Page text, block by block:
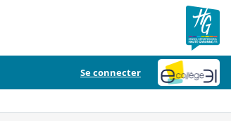
Se connecter